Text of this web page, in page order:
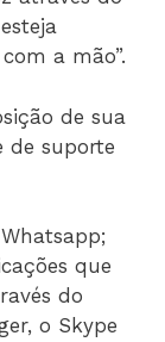
a mão”.
de sua
de suporte
que
do
o Skype